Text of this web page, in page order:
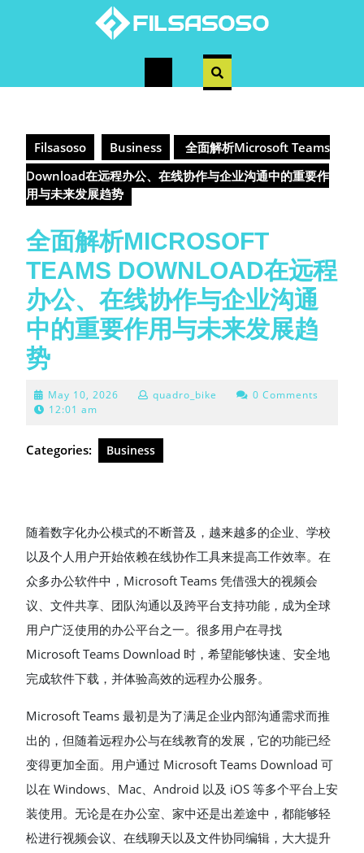
Open
Filsasoso Business
全面解析Microsoft Teams
Download在远程办公、在线协作与企业沟通中的重要作
用与未来发展趋势
全面解析MICROSOFT
TEAMS DOWNLOAD在远程
办公、在线协作与企业沟通
中的重要作用与未来发展趋
势
May 10, 2026 May
quadro_bike
0 Comments
12:01 am
Categories: Business
随着数字化办公模式的不断普及，越来越多的企业、学校
以及个人用户开始依赖在线协作工具来提高工作效率。在
众多办公软件中，Microsoft Teams 凭借强大的视频会
议、文件共享、团队沟通以及跨平台支持功能，成为全球
用户广泛使用的办公平台之一。很多用户在寻找
Microsoft Teams Download 时，希望能够快速、安全地
完成软件下载，并体验高效的远程办公服务。
Microsoft Teams 最初是为了满足企业内部沟通需求而推
出的，但随着远程办公与在线教育的发展，它的功能已经
变得更加全面。用户通过 Microsoft Teams Download 可
以在 Windows、Mac、Android 以及 iOS 等多个平台上安
装使用。无论是在办公室、家中还是出差途中，都能够轻
松进行视频会议、在线聊天以及文件协同编辑，大大提升